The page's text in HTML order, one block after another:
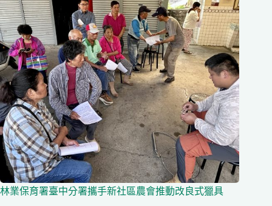
林業保育署臺中分署攜手新社區農會推動改良式獵具